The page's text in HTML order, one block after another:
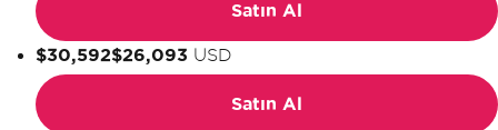
Satın Al
$30,592$26,093 USD
Satın Al